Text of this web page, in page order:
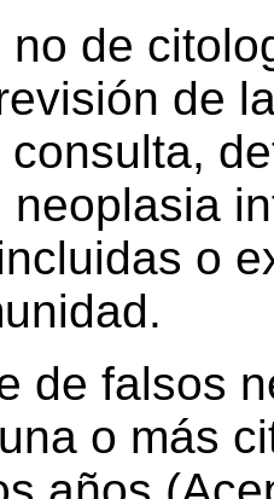
no de
de
neoplasia
o
de falsos
o más